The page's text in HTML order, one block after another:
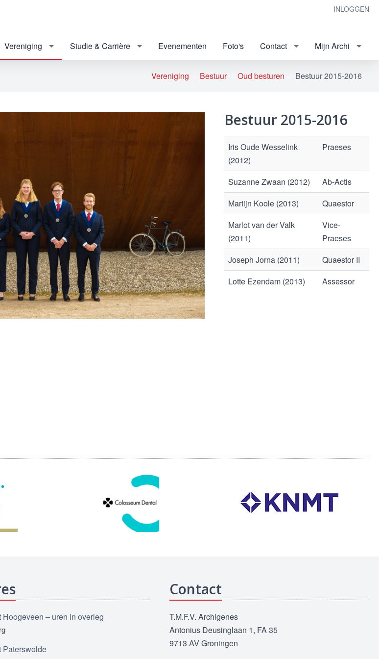
INLOGGEN
Vereniging Studie & Carrière Evenementen Foto's Contact Mijn Archi
Vereniging Bestuur Oud besturen Bestuur 2015-2016
Bestuur 2015-2016
Iris Oude Wesselink
(2012)
Praeses
Suzanne Zwaan (2012)
Ab-Actis
Martijn Koole (2013)
Quaestor
Marlot van der Valk
(2011)
Vice-
Praeses
Joseph Jorna (2011)
Quaestor II
Lotte Ezendam (2013)
Assessor
– uren in overleg
Paterswolde
Contact
T.M.F.V. Archigenes
Antonius Deusinglaan 1, FA 35
9713 AV Groningen